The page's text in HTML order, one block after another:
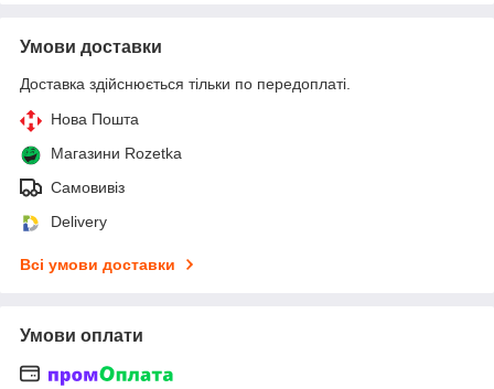
Умови доставки
Доставка здійснюється тільки по передоплаті.
Нова Пошта
Магазини Rozetka
Самовивіз
Delivery
Всі умови доставки
Умови оплати